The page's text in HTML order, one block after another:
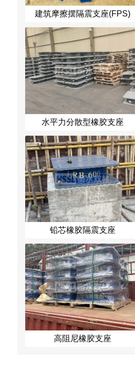
建筑摩擦摆隔震支座(FPS)
水平力分散型橡胶支座
铅芯橡胶隔震支座
高阻尼橡胶支座